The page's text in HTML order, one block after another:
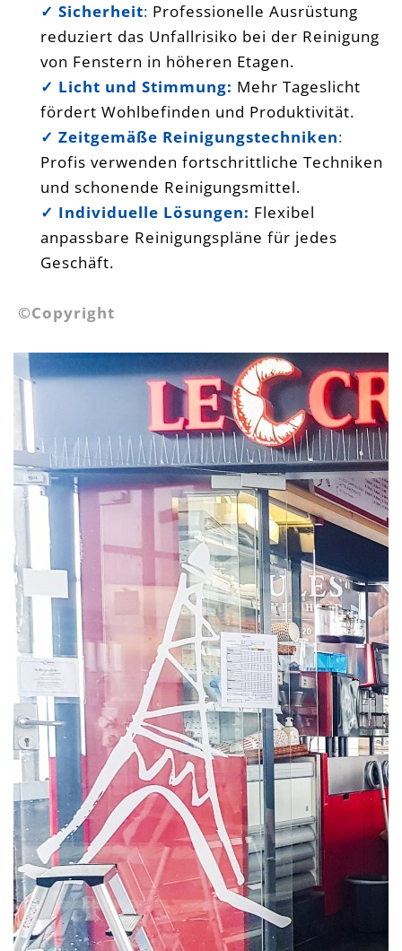
✓ Sicherheit: Professionelle Ausrüstung
reduziert das Unfallrisiko bei der Reinigung
von Fenstern in höheren Etagen.
✓ Licht und Stimmung: Mehr Tageslicht
fördert Wohlbefinden und Produktivität.
✓ Zeitgemäße Reinigungstechniken:
Profis verwenden fortschrittliche Techniken
und schonende Reinigungsmittel.
✓ Individuelle Lösungen: Flexibel
anpassbare Reinigungspläne für jedes
Geschäft.
©Copyright